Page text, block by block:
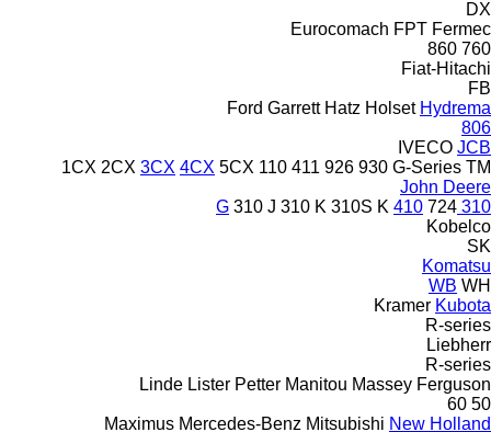
DX
Eurocomach FPT Fermec
760
860
Fiat-Hitachi
FB
Ford Garrett Hatz Holset Hydrema
806
IVECO JCB
1CX 2CX 3CX 4CX 5CX 110 411 926 930 G-Series TM
John Deere
310 G
310 J 310 K 310S K 410 724
Kobelco
SK
Komatsu
WB WH
Kramer Kubota
R-series
Liebherr
R-series
Linde Lister Petter Manitou Massey Ferguson
50
60
Maximus Mercedes-Benz Mitsubishi New Holland